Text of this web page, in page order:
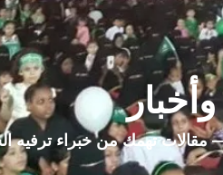
مقالات تهمك من خبراء ترفيه